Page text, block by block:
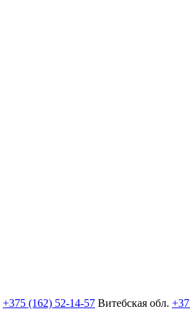
+375 (162) 52-14-57 Витебская обл.